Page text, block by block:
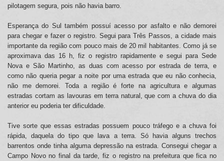
pilotagem segura, pois não havia barro.
Esperança do Sul também possuí acesso por asfalto e não demorei
para chegar e fazer o registro. Segui para Três Passos, a cidade mais
importante da região com pouco mais de 20 mil habitantes. Como já se
aproximava das 16 h, fiz o registro rapidamente e segui para Sede
Nova e São Martinho, as duas com acesso por estrada de terra, e
como não queria pegar a noite por uma estrada que eu não conhecia,
não me demorei. Toda a região é forte na agricultura e algumas
estradas cortam as lavouras em terra natural, que com a chuva do dia
anterior eu poderia ter dificuldade.
Tive sorte que essas estradas possuem pouco tráfego e a chuva foi
rápida, daquela do tipo que lava a terra. Só havia alguns trechos
barrentos onde tinha alguma depressão na estrada. Consegui chegar a
Campo Novo no final da tarde, fiz o registro na prefeitura que fica no